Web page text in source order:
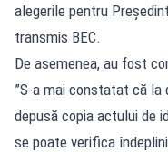
alegerile pentru
transmis BEC.
De asemenea, au fost
”S-a mai constatat că la
depusă copia actului de
se poate verifica